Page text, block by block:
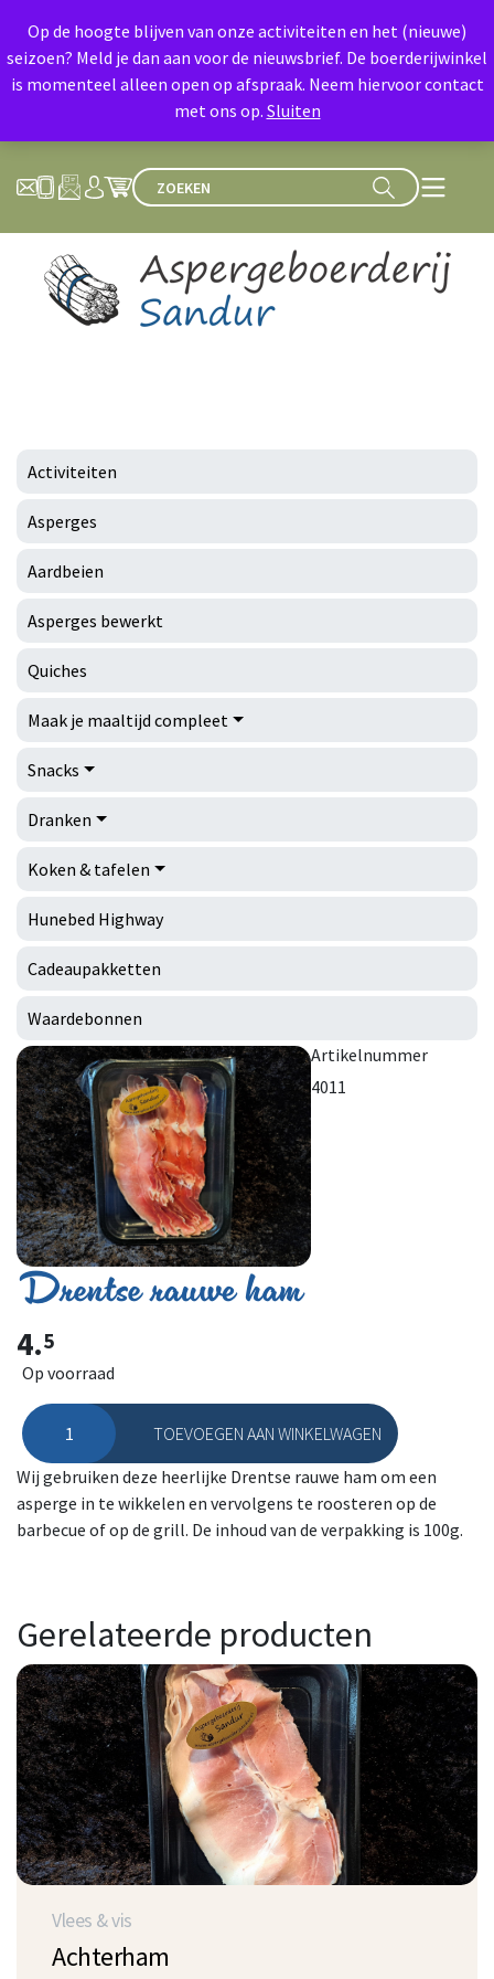
Activiteiten
Asperges
Aardbeien
Asperges bewerkt
Quiches
Maak je maaltijd compleet
Snacks
Dranken
Koken & tafelen
Hunebed Highway
Cadeaupakketten
Waardebonnen
Artikelnummer
4011
Drentse rauwe ham
4.5
Op voorraad
Drentse rauwe ham aantalTOEVOEGEN AAN WINKELWAGEN
Wij gebruiken deze heerlijke Drentse rauwe ham om een
asperge in te wikkelen en vervolgens te roosteren op de
barbecue of op de grill. De inhoud van de verpakking is 100g.
Gerelateerde producten
Vlees & vis
Achterham
Op de hoogte blijven van onze activiteiten en het (nieuwe)
seizoen? Meld je dan aan voor de nieuwsbrief. De boerderijwinkel
is momenteel alleen open op afspraak. Neem hiervoor contact
met ons op. Sluiten